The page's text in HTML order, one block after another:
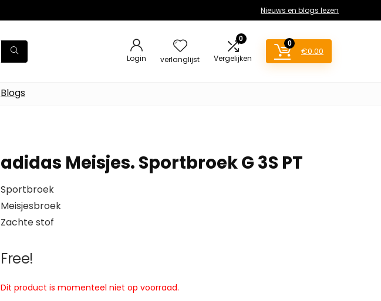
Nieuws en blogs lezen
Login verlanglijst
0
Vergelijken
0
€0.00
Blogs
adidas Meisjes. Sportbroek G 3S PT
Sportbroek
Meisjesbroek
Zachte stof
Free!
Dit product is momenteel niet op voorraad.